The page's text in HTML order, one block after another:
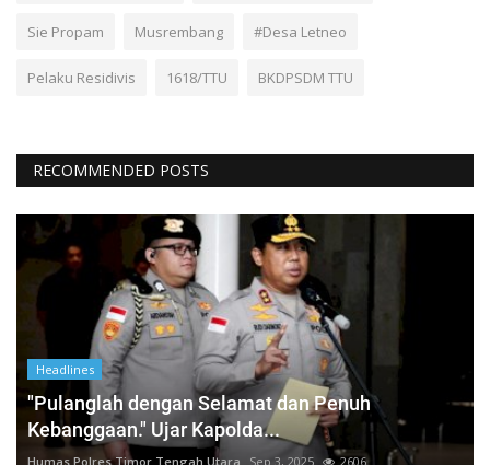
Sie Propam Musrembang #Desa Letneo
Pelaku Residivis 1618/TTU BKDPSDM TTU
RECOMMENDED POSTS
Headlines
"Pulanglah dengan Selamat dan Penuh
Kebanggaan." Ujar Kapolda...
Humas Polres Timor Tengah Utara Sep 3, 2025 2606